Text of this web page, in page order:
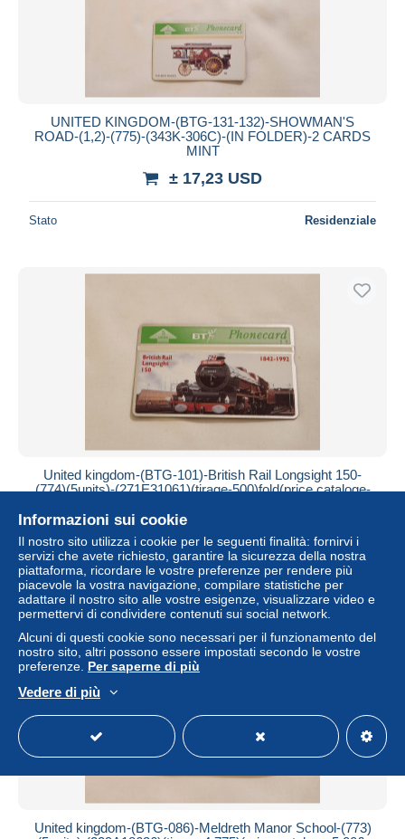
UNITED KINGDOM-(BTG-131-132)-SHOWMAN'S
ROAD-(1,2)-(775)-(343K-306C)-(IN FOLDER)-2 CARDS
MINT
± 17,23 USD
Stato Residenziale
United kingdom-(BTG-101)-British Rail Longsight 150-
(774)(5units)-(271E31061)(tirage-500)fold(price cataloge-
± 48,34 USD
Stato Residenziale
United kingdom-(BTG-086)-Meldreth Manor School-(773)
Informazioni sui cookie
Il nostro sito utilizza i cookie per le seguenti finalità: fornirvi i
servizi che avete richiesto, garantire la sicurezza della nostra
piattaforma, ricordare le vostre preferenze per rendere più
piacevole la vostra navigazione, compilare statistiche per
adattare il nostro sito alle vostre esigenze, visualizzare video e
permettervi di condividere contenuti sui social network.
Alcuni di questi cookie sono necessari per il funzionamento del
nostro sito, altri possono essere impostati secondo le vostre
preferenze. Per saperne di più
Vedere di più